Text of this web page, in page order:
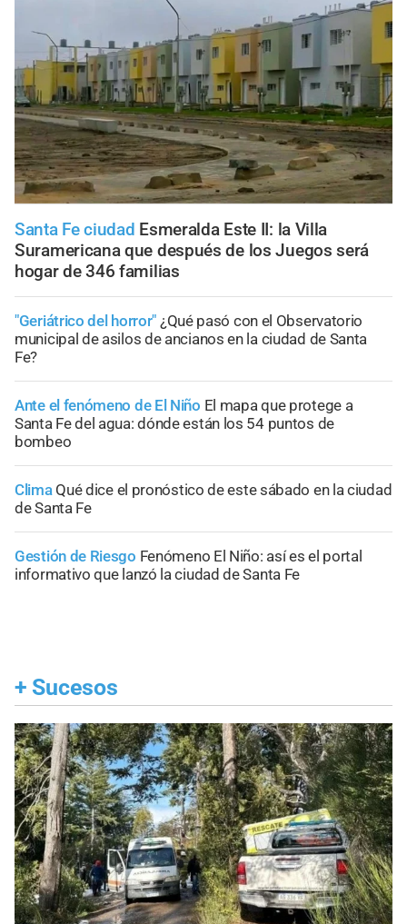
Santa Fe ciudad Esmeralda Este II: la Villa
Suramericana que después de los Juegos será
hogar de 346 familias
"Geriátrico del horror" ¿Qué pasó con el Observatorio
municipal de asilos de ancianos en la ciudad de Santa
Fe?
Ante el fenómeno de El Niño El mapa que protege a
Santa Fe del agua: dónde están los 54 puntos de
bombeo
Clima Qué dice el pronóstico de este sábado en la ciudad
de Santa Fe
Gestión de Riesgo Fenómeno El Niño: así es el portal
informativo que lanzó la ciudad de Santa Fe
+ Sucesos